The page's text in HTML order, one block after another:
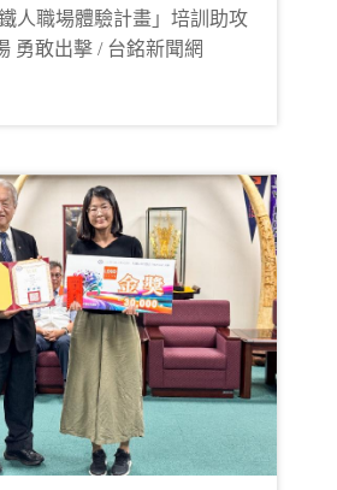
人職場體驗計畫」培訓助攻
勇敢出擊 / 台銘新聞網